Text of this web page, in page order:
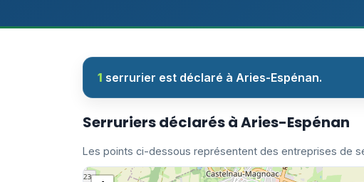
1 serrurier est déclaré à Aries-Espénan.
Serruriers déclarés à Aries-Espénan
Les points ci-dessous représentent des entreprises de